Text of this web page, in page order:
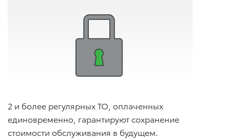
2 и более регулярных ТО, оплаченных
единовременно, гарантируют сохранение
стоимости обслуживания в будущем.